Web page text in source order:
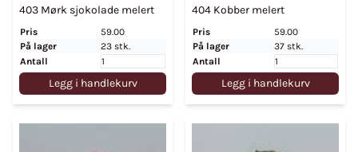
403 Mørk sjokolade melert
Pris
59.00
På lager
23 stk.
Antall
Legg i handlekurv
404 Kobber melert
Pris
59.00
På lager
37 stk.
Antall
Legg i handlekurv